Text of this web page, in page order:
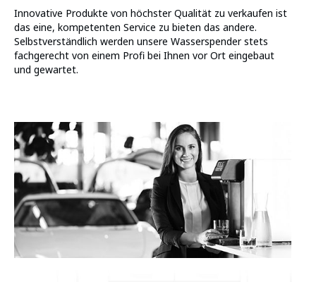
Innovative Produkte von höchster Qualität zu verkaufen ist
das eine, kompetenten Service zu bieten das andere.
Selbstverständlich werden unsere Wasserspender stets
fachgerecht von einem Profi bei Ihnen vor Ort eingebaut
und gewartet.